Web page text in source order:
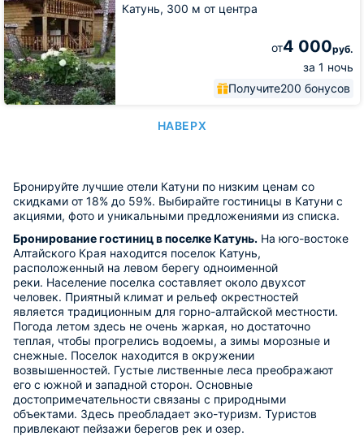
Катунь, 300 м от центра
от4 000руб.
за 1 ночь
Получите200 бонусов
НАВЕРХ
Бронируйте лучшие отели Катуни по низким ценам со
скидками от 18% до 59%. Выбирайте гостиницы в Катуни с
акциями, фото и уникальными предложениями из списка.
Бронирование гостиниц в поселке Катунь. На юго-востоке
Алтайского Края находится поселок Катунь,
расположенный на левом берегу одноименной
реки. Население поселка составляет около двухсот
человек. Приятный климат и рельеф окрестностей
является традиционным для горно-алтайской местности.
Погода летом здесь не очень жаркая, но достаточно
теплая, чтобы прогрелись водоемы, а зимы морозные и
снежные. Поселок находится в окружении
возвышенностей. Густые лиственные леса преображают
его с южной и западной сторон. Основные
достопримечательности связаны с природными
объектами. Здесь преобладает эко-туризм. Туристов
привлекают пейзажи берегов рек и озер.